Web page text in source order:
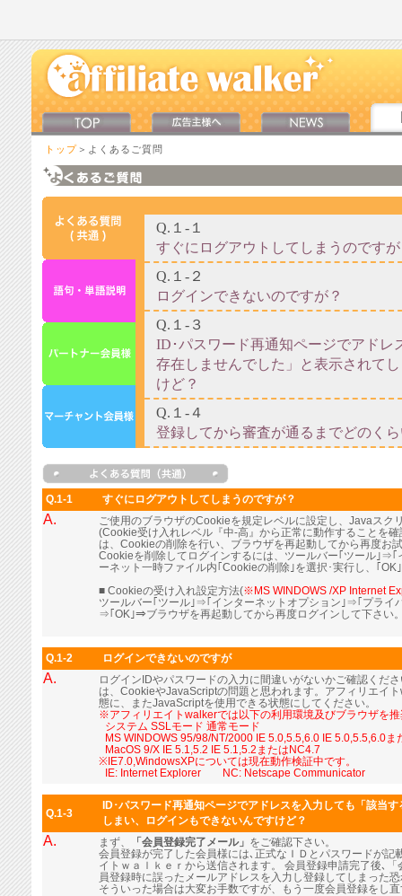
トップ ＞よくあるご質問
Q.1-1 すぐにログアウトしてしまうのですが？
A.
ご使用のブラウザのCookieを規定レベルに設定し、Javaスク
(Cookie受け入れレベル『中-高』から正常に動作することを
は、Cookieの削除を行い、ブラウザを再起動してから再度お
Cookieを削除してログインするには、ツールバー｢ツール｣⇒
ーネット一時ファイル内｢Cookieの削除｣を選択･実行し、｢
■ Cookieの受け入れ設定方法(※MS WINDOWS /XP Internet
ツールバー｢ツール｣⇒｢インターネットオプション｣⇒｢プライ
⇒｢OK｣⇒ブラウザを再起動してから再度ログインして下さい
Q.1-2 ログインできないのですが
A.
ログインIDやパスワードの入力に間違いがないかご確認くだ
は、CookieやJavaScriptの問題と思われます。アフィリエイ
態に、またJavaScriptを使用できる状態にしてください。
※アフィリエイトwalkerでは以下の利用環境及びブラウザを
システム SSLモード 通常モード
MS WINDOWS 95/98/NT/2000 IE 5.0,5.5,6.0 IE 5.0,5.5,6.0ま
MacOS 9/X IE 5.1,5.2 IE 5.1,5.2またはNC4.7
※IE7.0,WindowsXPについては現在動作検証中です。
IE: Internet Explorer NC: Netscape Communicator
Q.1-3
ID･パスワード再通知ページでアドレスを入力しても「該当
しまい、ログインもできないんですけど？
A. まず、 「会員登録完了メール」 をご確認下さい。
会員登録が完了した会員様には､正式なＩＤとパスワードが
イトｗａｌｋｅｒから送信されます。 会員登録申請完了後､
員登録時に誤ったメールアドレスを入力し登録してしまった
そういった場合は大変お手数ですが、もう一度会員登録をし